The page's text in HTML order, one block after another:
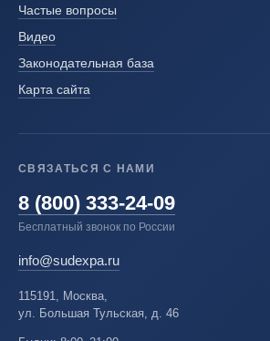
Частые вопросы
Видео
Законодательная база
Карта сайта
СВЯЗАТЬСЯ С НАМИ
8 (800) 333-24-09
Бесплатный звонок по России
info@sudexpa.ru
115191, Москва,
ул. Большая Тульская, д. 46